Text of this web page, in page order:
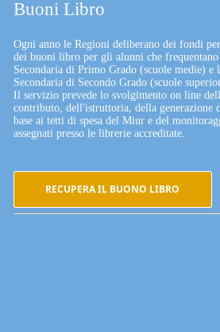
Buoni Libro
Ogni anno le Regioni deliberano dei fondi
dei buoni libro per gli alunni che frequentano
Secondaria di Primo Grado (scuole medie) e
Secondaria di Secondo Grado (scuole
Il servizio prevede lo svolgimento on line
contributo, dell'istruttoria, della generazione
base ai tetti di spesa del Miur e del
assegnati presso le librerie accreditate.
RECUPERA IL BUONO LIBRO